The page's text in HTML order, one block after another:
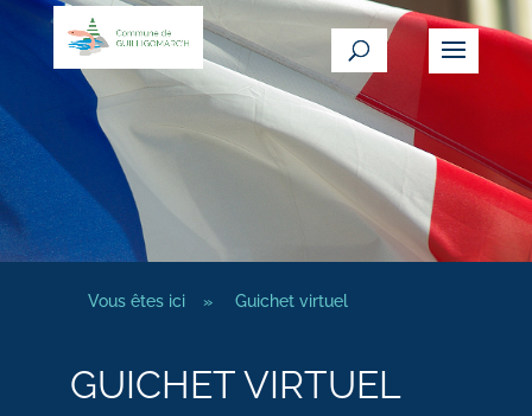
Vous êtes ici » Guichet virtuel
GUICHET VIRTUEL